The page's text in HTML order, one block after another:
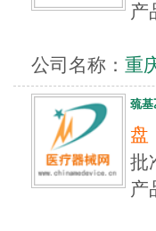
产
公司名称： 重
巯基
盘
批
产